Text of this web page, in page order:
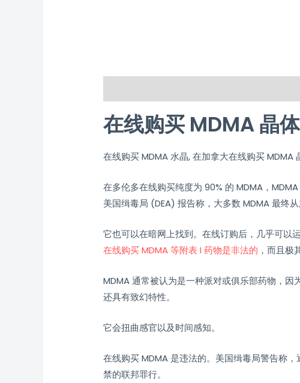
在线购买 MDMA 晶体
在线购买 MDMA 水晶, 在加拿大在线购买
在多伦多在线购买纯度为 90% 的 MDMA，
美国缉毒局 (DEA) 报告称，大多数 MDMA 最终
它也可以在暗网上找到。在线订购后，几乎可以
在线购买 MDMA 等附表 I 药物是非法的 ，而且极
MDMA 通常被认为是一种派对或俱乐部药物，
还具有致幻特性。
它会扭曲感官以及时间感知。
在线购买 MDMA 是违法的。美国缉毒局警告称
禁的联邦罪行。